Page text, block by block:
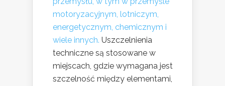
motoryzacyjnym, lotniczym,
energetycznym, chemicznym i
wiele innych. Uszczelnienia
techniczne są stosowane w
miejscach, gdzie wymagana jest
szczelność między elementami,